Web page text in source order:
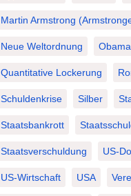
Martin Armstrong
Neue Weltordnung Obama
Quantitative Lockerung
Schuldenkrise Silber
Staatsbankrott
Staatsverschuldung US-
US-Wirtschaft USA